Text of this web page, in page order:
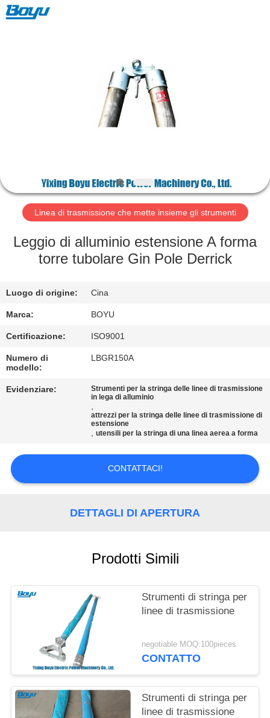
GIRO
DELLA
FABBRICA
DI
QUALITÀ
CONTATTICI
NOTIZIE
CITAZIONE
PRIVACY
2026
Yixing
Boyu
Linea di trasmissione che mette insieme gli strumenti
Leggio di alluminio estensione A forma
torre tubolare Gin Pole Derrick
Luogo di origine: Cina
Marca: BOYU
Certificazione: ISO9001
Numero di
modello:
LBGR150A
Evidenziare:
Strumenti per la stringa delle linee di trasmissione
in lega di alluminio
,
attrezzi per la stringa delle linee di trasmissione di
estensione
,utensili per la stringa di una linea aerea a forma
CONTATTACI!
DETTAGLI DI APERTURA
Prodotti Simili
Strumenti di stringa per
linee di trasmissione
negotiable MOQ:100pieces
CONTATTO
Strumenti di stringa per
linee di trasmissione